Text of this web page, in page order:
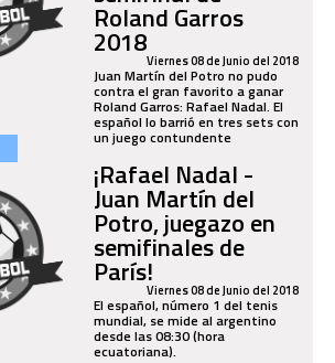
Roland Garros
2018Viernes 08 de Junio del 2018
Juan Martín del Potro no pudo
contra el gran favorito a ganar
Roland Garros: Rafael Nadal. El
español lo barrió en tres sets con
un juego contundente
¡Rafael Nadal -
Juan Martín del
Potro, juegazo en
semifinales de
París!Viernes 08 de Junio del 2018
El español, número 1 del tenis
mundial, se mide al argentino
desde las 08:30 (hora
ecuatoriana).